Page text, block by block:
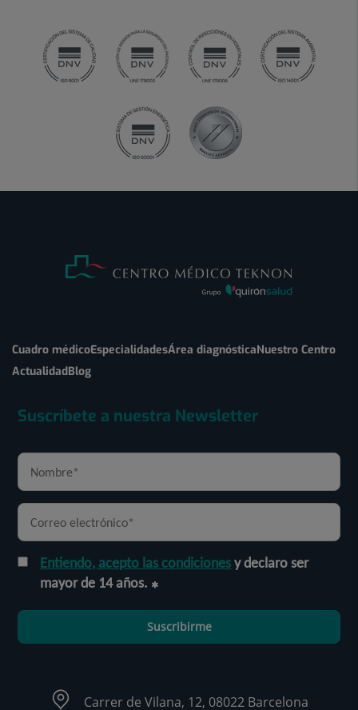
Cuadro médicoEspecialidadesÁrea diagnósticaNuestro Centro
ActualidadBlog
Suscríbete a nuestra Newsletter
Entiendo, acepto las condicionesy declaro ser
mayor de 14 años.
Suscribirme
Carrer de Vilana, 12, 08022 Barcelona